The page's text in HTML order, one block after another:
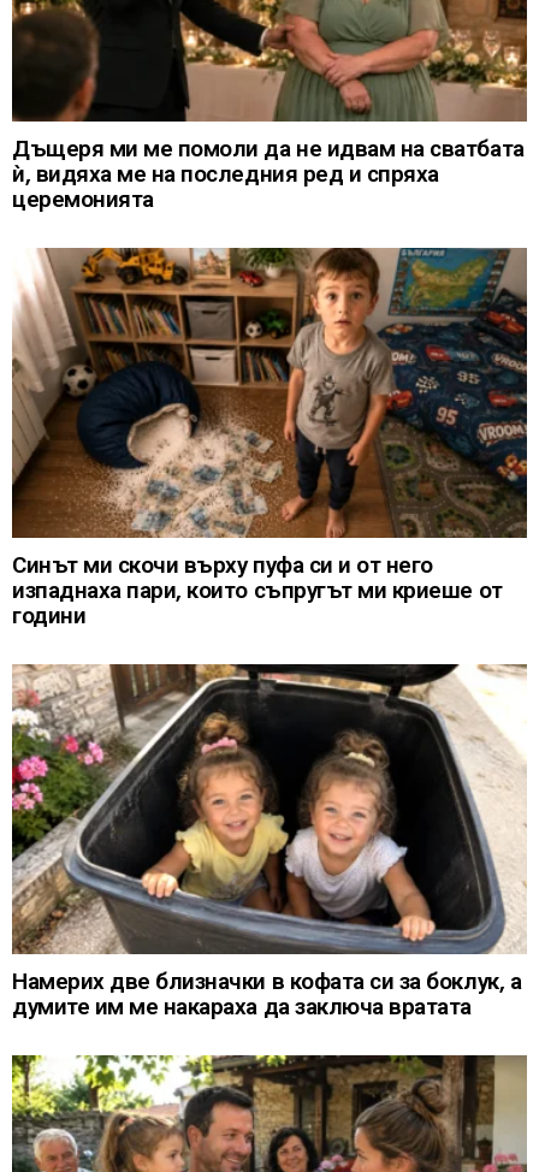
Дъщеря ми ме помоли да не идвам на сватбата
ѝ, видяха ме на последния ред и спряха
церемонията
Синът ми скочи върху пуфа си и от него
изпаднаха пари, които съпругът ми криеше от
години
Намерих две близначки в кофата си за боклук, а
думите им ме накараха да заключа вратата